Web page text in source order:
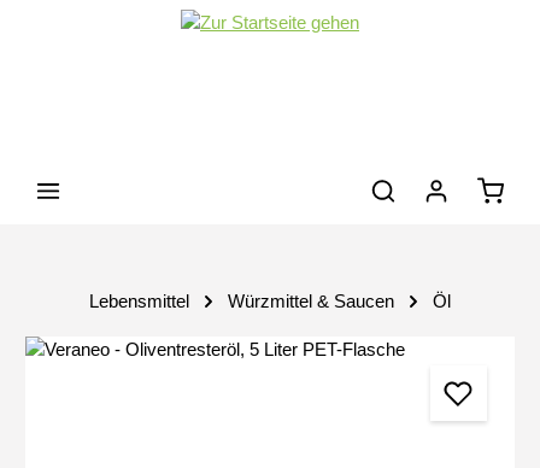
Zum Hauptinhalt springen
Lebensmittel Würzmittel & Saucen Öl
Bildergalerie überspringen